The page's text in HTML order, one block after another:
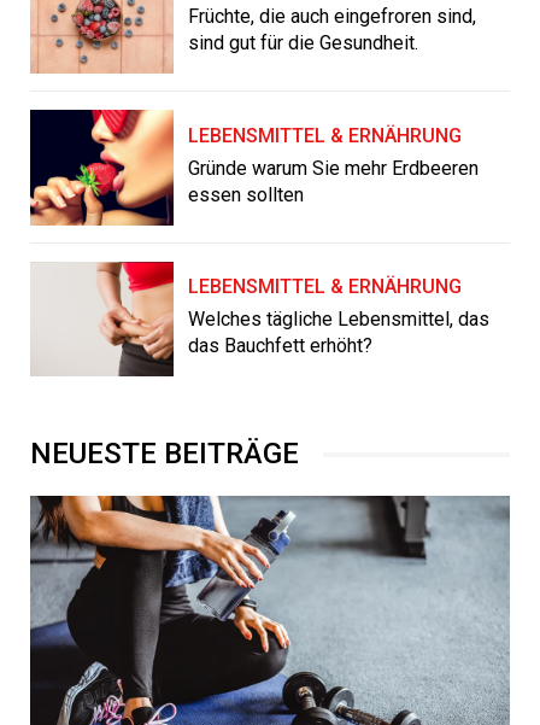
Früchte, die auch eingefroren sind,
sind gut für die Gesundheit.
LEBENSMITTEL & ERNÄHRUNG
Gründe warum Sie mehr Erdbeeren
essen sollten
LEBENSMITTEL & ERNÄHRUNG
Welches tägliche Lebensmittel, das
das Bauchfett erhöht?
NEUESTE BEITRÄGE